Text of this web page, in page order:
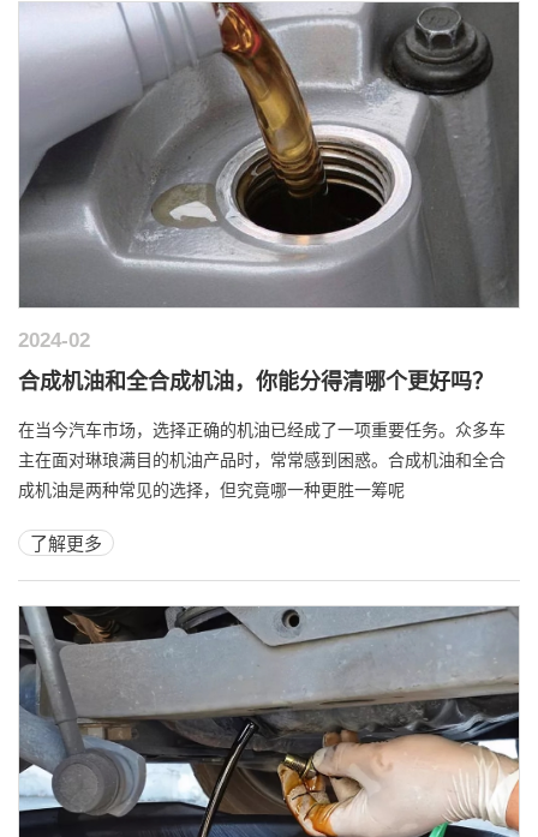
2024-02
合成机油和全合成机油，你能分得清哪个更好吗？
在当今汽车市场，选择正确的机油已经成了一项重要任务。众多车
主在面对琳琅满目的机油产品时，常常感到困惑。合成机油和全合
成机油是两种常见的选择，但究竟哪一种更胜一筹呢
了解更多